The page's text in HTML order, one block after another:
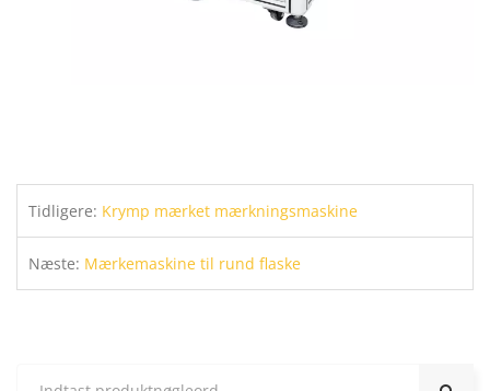
Tidligere: Krymp mærket mærkningsmaskine
Næste: Mærkemaskine til rund flaske